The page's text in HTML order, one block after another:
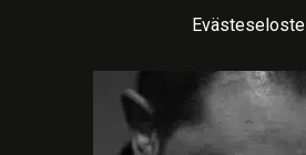
Evästeseloste